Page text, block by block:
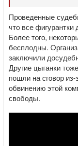
Проведенные
что все
Более того,
бесплодны.
заключили
Другие цыганки
пошли на сговор
обвинению этой
свободы.